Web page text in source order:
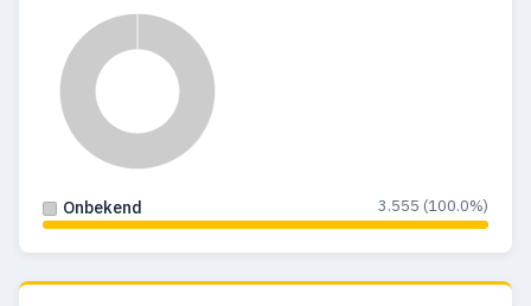
Onbekend 3.555 (100.0%)